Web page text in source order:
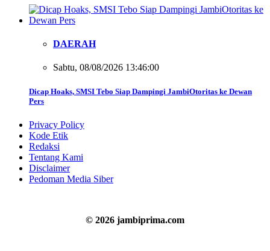
DAERAH
Sabtu, 08/08/2026 13:46:00
Dicap Hoaks, SMSI Tebo Siap Dampingi JambiOtoritas ke Dewan
Pers
Privacy Policy
Kode Etik
Redaksi
Tentang Kami
Disclaimer
Pedoman Media Siber
© 2026 jambiprima.com